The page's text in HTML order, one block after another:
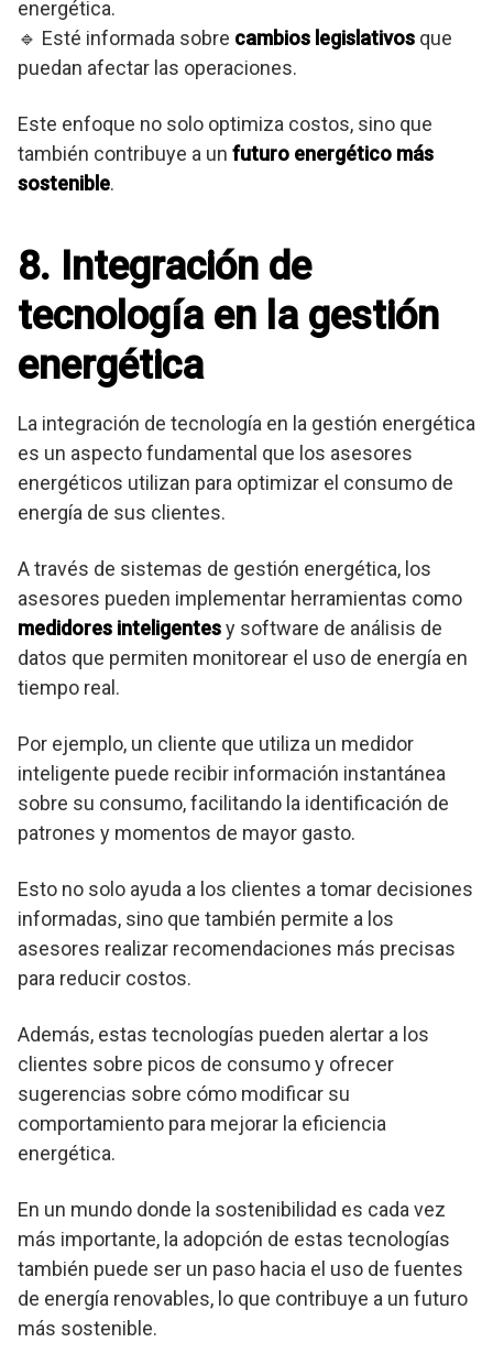
energética.
🔹 Esté informada sobre cambios legislativos que
puedan afectar las operaciones.
Este enfoque no solo optimiza costos, sino que
también contribuye a un futuro energético más
sostenible.
8. Integración de
tecnología en la gestión
energética
La integración de tecnología en la gestión energética
es un aspecto fundamental que los asesores
energéticos utilizan para optimizar el consumo de
energía de sus clientes.
A través de sistemas de gestión energética, los
asesores pueden implementar herramientas como
medidores inteligentesy software de análisis de
datos que permiten monitorear el uso de energía en
tiempo real.
Por ejemplo, un cliente que utiliza un medidor
inteligente puede recibir información instantánea
sobre su consumo, facilitando la identificación de
patrones y momentos de mayor gasto.
Esto no solo ayuda a los clientes a tomar decisiones
informadas, sino que también permite a los
asesores realizar recomendaciones más precisas
para reducir costos.
Además, estas tecnologías pueden alertar a los
clientes sobre picos de consumo y ofrecer
sugerencias sobre cómo modificar su
comportamiento para mejorar la eficiencia
energética.
En un mundo donde la sostenibilidad es cada vez
más importante, la adopción de estas tecnologías
también puede ser un paso hacia el uso de fuentes
de energía renovables, lo que contribuye a un futuro
más sostenible.